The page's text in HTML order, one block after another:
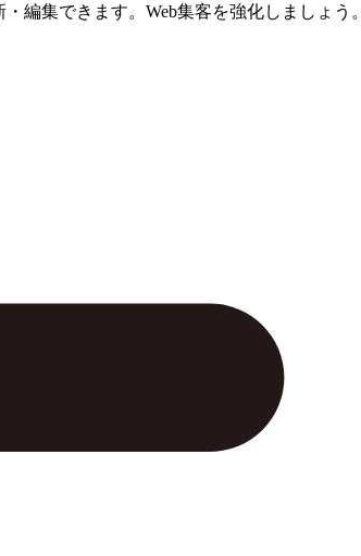
編集できます。Web集客を強化しましょう。